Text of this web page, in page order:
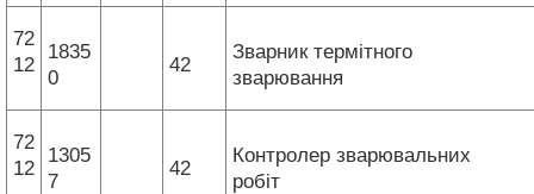
72
12
1835
0
42
Зварник термітного
зварювання
72
12
1305
7
42
Контролер зварювальних
робіт